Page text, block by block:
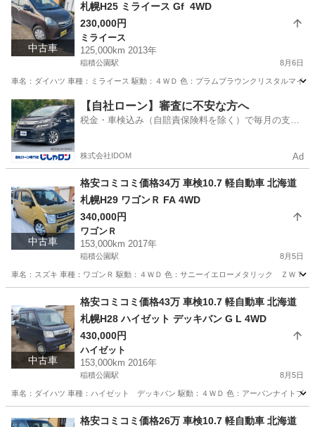
中古車
札幌H25 ミライース Gf 4WD
230,000円
ミライース
125,000km 2013年
稲積公園駅 8月6日
車名：ダイハツ 車種：ミライース 駆動：４ＷＤ 色：プラムブラウンクリスタルマイ
北海道 札幌市 稲積公園駅 ミライース 預かり金
【自社ローン】審査に不安な方へ
税金・車検込み（自賠責保険料を除く）で毎月の支払
株式会社IDOM Ad
中古車
格安コミコミ価格34万 車検10.7 軽自動車 北海道
札幌H29 ワゴンＲ FA 4WD
340,000円
ワゴンＲ
153,000km 2017年
稲積公園駅 8月5日
車名：スズキ 車種：ワゴンＲ 駆動：４ＷＤ 色：サニーイエローメタリック ＺＷＴ
稲積公園駅 ワゴンＲ ワゴンR
中古車
格安コミコミ価格43万 車検10.7 軽自動車 北海道
札幌H28 ハイゼット デッキバン G L 4WD
430,000円
ハイゼット
153,000km 2016年
稲積公園駅 8月5日
車名：ダイハツ 車種：ハイゼット デッキバン 駆動：４ＷＤ 色：アーバンナイトブ
稲積公園駅 ハイゼット
格安コミコミ価格26万 車検10.7 軽自動車 北海道